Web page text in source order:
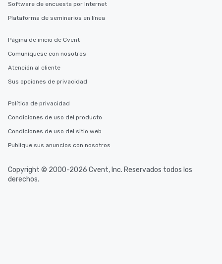
Software de encuesta por Internet
Plataforma de seminarios en línea
Página de inicio de Cvent
Comuníquese con nosotros
Atención al cliente
Sus opciones de privacidad
Política de privacidad
Condiciones de uso del producto
Condiciones de uso del sitio web
Publique sus anuncios con nosotros
Copyright © 2000-2026 Cvent, Inc. Reservados todos los
derechos.